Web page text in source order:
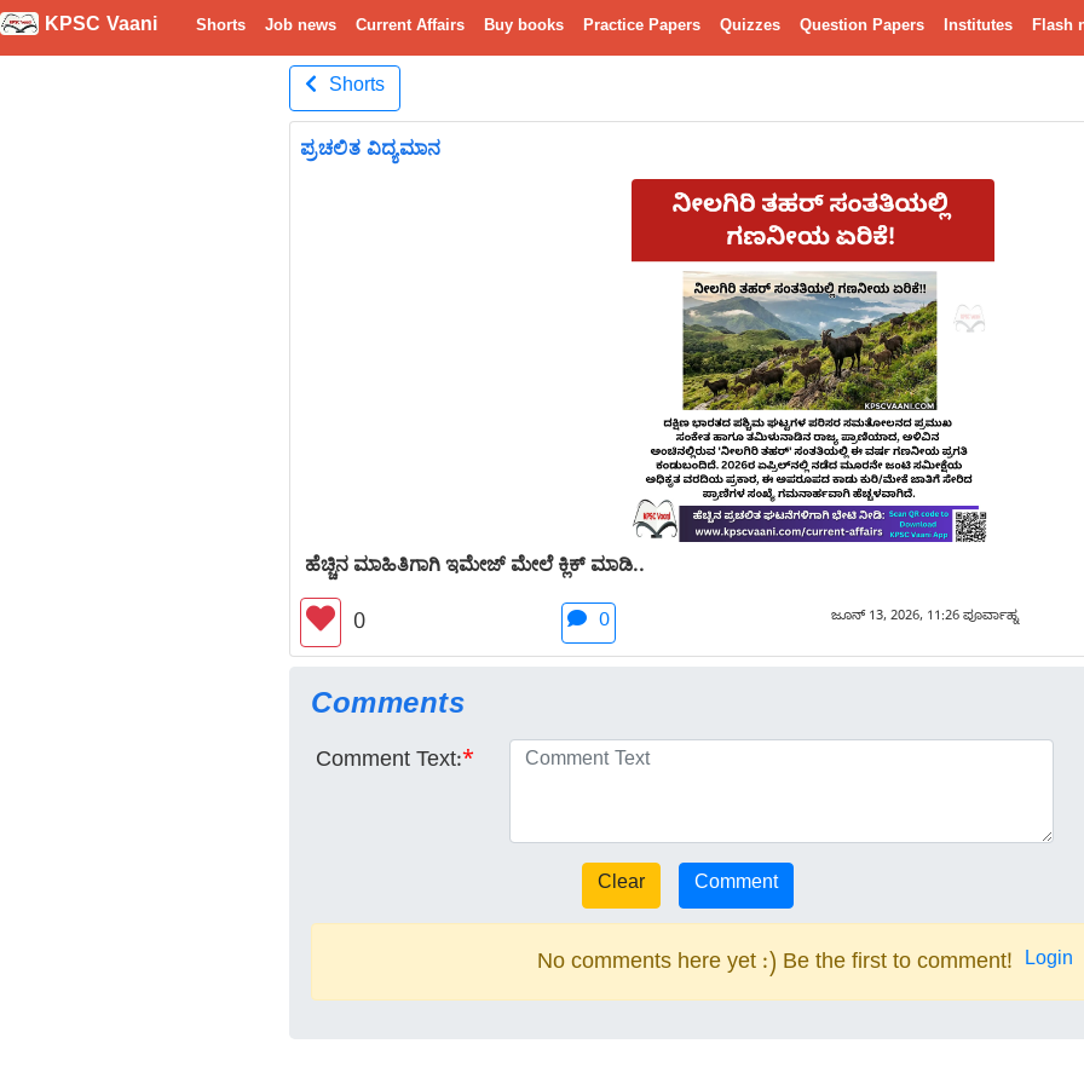
KPSC Vaani Shorts Job news Current Affairs Buy books Practice Papers Quizzes Question Papers Institutes Flash
Shorts
ಪ್ರಚಲಿತ ವಿದ್ಯಮಾನ
ಹೆಚ್ಚಿನ ಮಾಹಿತಿಗಾಗಿ ಇಮೇಜ್ ಮೇಲೆ ಕ್ಲಿಕ್ ಮಾಡಿ..
0 0 ಜೂನ್ 13, 2026, 11:26 ಪೂರ್ವಾಹ್ನ
Comments
Comment Text:*
No comments here yet :) Be the first to comment! Login